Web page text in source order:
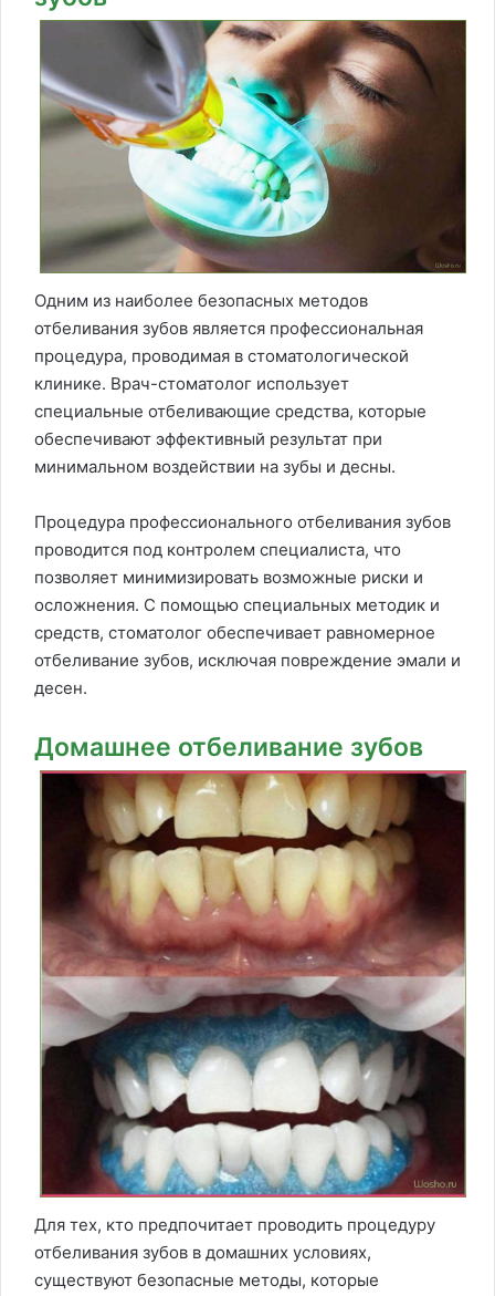
Одним из наиболее безопасных методов
отбеливания зубов является профессиональная
процедура, проводимая в стоматологической
клинике. Врач-стоматолог использует
специальные отбеливающие средства, которые
обеспечивают эффективный результат при
минимальном воздействии на зубы и десны.
Процедура профессионального отбеливания зубов
проводится под контролем специалиста, что
позволяет минимизировать возможные риски и
осложнения. С помощью специальных методик и
средств, стоматолог обеспечивает равномерное
отбеливание зубов, исключая повреждение эмали и
десен.
Домашнее отбеливание зубов
Для тех, кто предпочитает проводить процедуру
отбеливания зубов в домашних условиях,
существуют безопасные методы, которые